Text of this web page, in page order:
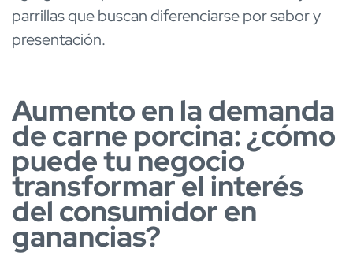
parrillas que buscan diferenciarse por sabor y
presentación.
Aumento en la demanda
de carne porcina: ¿cómo
puede tu negocio
transformar el interés
del consumidor en
ganancias?